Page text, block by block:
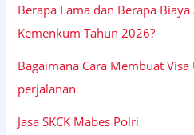
Berapa Lama dan Berapa
Kemenkum Tahun 2026?
Bagaimana Cara Membuat
perjalanan
Jasa SKCK Mabes Polri